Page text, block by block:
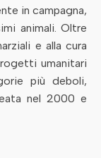
in campagna,
animali. Oltre
e alla cura
umanitari
più deboli,
nel 2000 e